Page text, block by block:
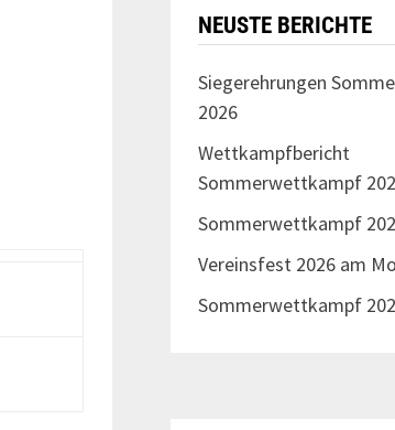
NEUSTE BERICHTE
Siegerehrungen
2026
Wettkampfbericht
Sommerwettkampf
Sommerwettkampf
Vereinsfest 2026 am
Sommerwettkampf